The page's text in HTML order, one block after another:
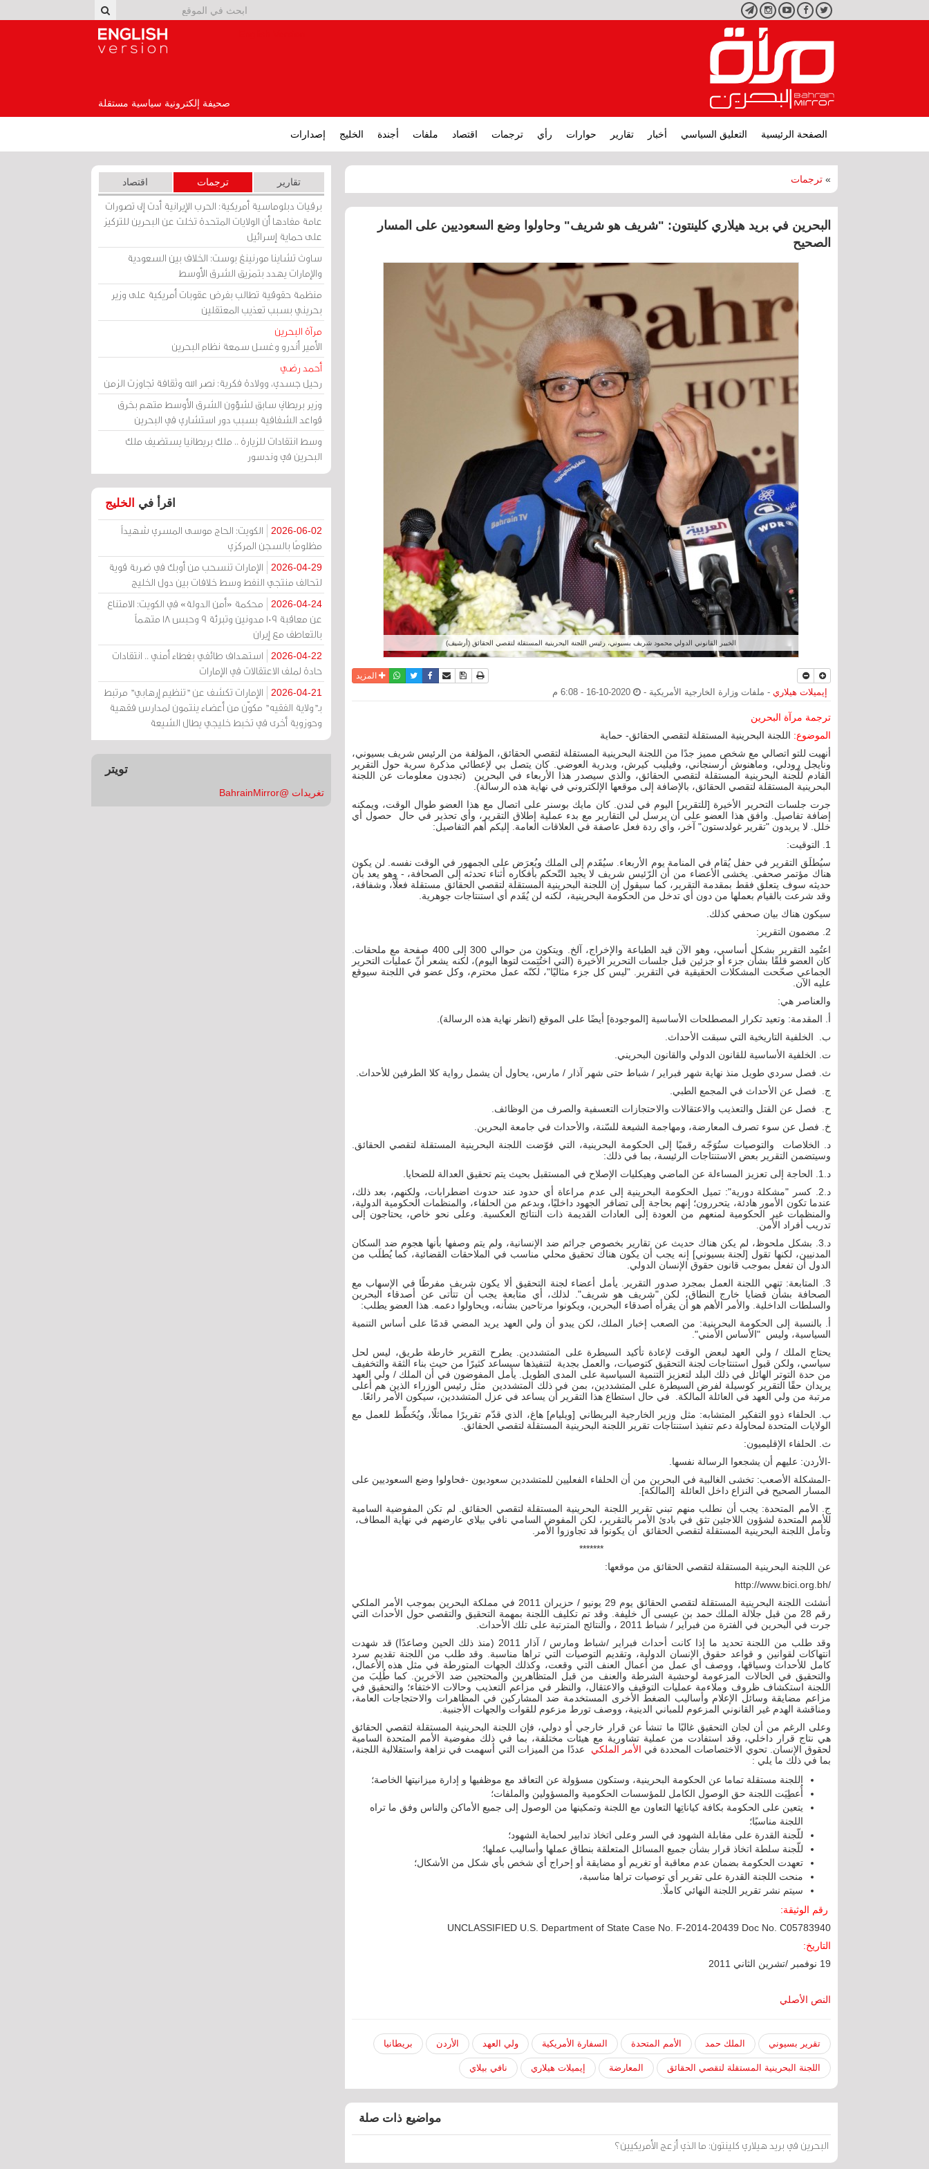
تويتر فيسبوكيوتيوبانستجرامتليجرام
صحيفة إلكترونية سياسية مستقلة
الصفحة الرئيسية التعليق السياسي أخبار تقارير حوارات رأي ترجمات اقتصاد ملفات أجندة الخليج إصدارات
» ترجمات
البحرين في بريد هيلاري كلينتون: "شريف هو شريف" وحاولوا وضع السعوديين على المسار
الصحيح
الخبير القانوني الدولي محمود شريف بسيوني، رئيس اللجنة البحرينية المستقلة لتقصي الحقائق (أرشيف)
نسخة للطباعة
حفظ الموضوع
أرسل الى صديق
فيسبوكتويترواتسابالمزيد
إيميلات هيلاري - ملفات وزارة الخارجية الأمريكية -
ترجمة مرآة البحرين
الموضوع: اللجنة البحرينية المستقلة لتقصي الحقائق- حماية
أنهيت للتو اتصالي مع شخص مميز جدًا من اللجنة البحرينية المستقلة لتقصي الحقائق، المؤلفة من الرئيس شريف بسيوني،
ونايجل رودلي، وماهنوش أرسنجاني، وفيليب كيرش، وبدرية العوضي. كان يتصل بي لإعطائي مذكرة سرية حول التقرير
القادم للّجنة البحرينية المستقلة لتقصي الحقائق، والذي سيصدر هذا الأربعاء في البحرين (تجدون معلومات عن اللجنة
البحرينية المستقلة لتقصي الحقائق، بالإضافة إلى موقعها الإلكتروني في نهاية هذه الرسالة).
جرت جلسات التحرير الأخيرة [للتقرير] اليوم في لندن. كان مايك بوسنر على اتصال مع هذا العضو طوال الوقت، ويمكنه
إضافة تفاصيل. وافق هذا العضو على أن يرسل لي التقارير مع بدء عملية إطلاق التقرير، وأي تحذير في حال حصول أي
خلل. لا يريدون "تقرير غولدستون" آخر، وأي ردة فعل عاصفة في العلاقات العامة. إليكم أهم التفاصيل:
1. التوقيت:
سيُطلَق التقرير في حفل يُقام في المنامة يوم الأربعاء. سيُقَدم إلى الملك ويُعرَض على الجمهور في الوقت نفسه. لن يكون
هناك مؤتمر صحفي. يخشى الأعضاء من أن الرّئيس شريف لا يجيد التّحكم بأفكاره أثناء تحدثه إلى الصحافة، - وهو يعد بأن
حديثه سوف يتعلق فقط بمقدمة التقرير، كما سيقول إن اللجنة البحرينية المستقلة لتقصي الحقائق مستقلة فعلًا، وشفافة،
وقد شرعت بالقيام بعملها من دون أي تدخل من الحكومة البحرينية، لكنه لن يُقَدم أي استنتاجات جوهرية.
سيكون هناك بيان صحفي كذلك.
2. مضمون التقرير:
اعتُمِد التقرير بشكل أساسي، وهو الآن قيد الطباعة والإخراج، آلخ. ويتكون من حوالي 300 إلى 400 صفحة مع ملحقات.
كان العضو قلقًا بشأن جزء أو جزئين قبل جلسات التحرير الأخيرة (التي اختُتِمت لتوها اليوم)، لكنه يشعر أنّ عمليات التحرير
الجماعي صحّحت المشكلات الحقيقية في التقرير. "ليس كل جزء مثاليًا"، لكنّه عمل محترم، وكل عضو في اللجنة سيوقع
عليه الآن.
والعناصر هي:
أ‌. المقدمة: وتعيد تكرار المصطلحات الأساسية [الموجودة] أيضًا على الموقع (انظر نهاية هذه الرسالة).
ب‌. الخلفية التاريخية التي سبقت الأحداث.
ت‌. الخلفية الأساسية للقانون الدولي والقانون البحريني.
ث‌. فصل سردي طويل منذ نهاية شهر فبراير / شباط حتى شهر آذار / مارس، يحاول أن يشمل رواية كلا الطرفين للأحداث.
ج‌. فصل عن الأحداث في المجمع الطبي.
ح‌. فصل عن القتل والتعذيب والاعتقالات والاحتجازات التعسفية والصرف من الوظائف.
خ‌. فصل عن سوء تصرف المعارضة، ومهاجمة الشيعة للسّنة، والأحداث في جامعة البحرين.
د‌. الخلاصات والتوصيات ستُوَجّه رقميًا إلى الحكومة البحرينية، التي فوّضت اللجنة البحرينية المستقلة لتقصي الحقائق.
وسيتضمن التقرير بعض الاستنتاجات الرئيسة، بما في ذلك:
د.1. الحاجة إلى تعزيز المساءلة عن الماضي وهيكليات الإصلاح في المستقبل بحيث يتم تحقيق العدالة للضحايا.
د.2. كسر "مشكلة دورية": تميل الحكومة البحرينية إلى عدم مراعاة أي حدود عند حدوث اضطرابات، ولكنهم، بعد ذلك،
عندما تكون الأمور هادئة، يتحررون؛ إنهم بحاجة إلى تضافر الجهود داخليًا، وبدعم من الحلفاء، والمنظمات الحكومية الدولية،
والمنظمات غير الحكومية لمنعهم من العودة إلى العادات القديمة ذات النتائج العكسية. وعلى نحو خاص، يحتاجون إلى
تدريب أفراد الأمن.
د.3. بشكل ملحوظ، لم يكن هناك حديث عن تقارير بخصوص جرائم ضد الإنسانية، ولم يتم وصفها بأنها هجوم ضد السكان
المدنيين، لكنها تقول [لجنة بسيوني] إنه يجب أن يكون هناك تحقيق محلي مناسب في الملاحقات القضائية، كما يُطلَب من
الدول أن تفعل بموجب قانون حقوق الإنسان الدولي.
3. المتابعة: تنهي اللجنة العمل بمجرد صدور التقرير. يأمل أعضاء لجنة التحقيق ألا يكون شريف مفرطًا في الإسهاب مع
الصحافة بشأن قضايا خارج النطاق، لكن "شريف هو شريف". لذلك، أي متابعة يجب أن تتأتى عن أصدقاء البحرين
والسلطات الداخلية. والأمر الأهم هو أن يقرأه أصدقاء البحرين، ويكونوا مرتاحين بشأنه، ويحاولوا دعمه. هذا العضو يطلب:
أ. بالنسبة إلى الحكومة البحرينية: من الصعب إخبار الملك، لكن يبدو أن ولي العهد يريد المضي قدمًا على أساس التنمية
السياسية، وليس "الأساس الأمني".
يحتاج الملك / ولي العهد لبعض الوقت لإعادة تأكيد السيطرة على المتشددين. يطرح التقرير خارطة طريق، ليس لحل
سياسي، ولكن قبول استنتاجات لجنة التحقيق كتوصيات، والعمل بجدية لتنفيذها سيساعد كثيرًا من حيث بناء الثقة والتخفيف
من حدة التوتر الهائل في ذلك البلد لتعزيز التنمية السياسية على المدى الطويل. يأمل المفوضون في أن الملك / ولي العهد
يريدان حقًا التقرير كوسيلة لفرض السيطرة على المتشددين، بمن في ذلك المتشددين مثل رئيس الوزراء الذين هم أعلى
مرتبة من ولي العهد في العائلة المالكة. في حال استطاع هذا التقرير أن يساعد في عزل المتشددين، سيكون الأمر رائعًا.
ب. الحلفاء ذوو التفكير المتشابه: مثل وزير الخارجية البريطاني [ويليام] هاغ، الذي قدّم تقريرًا مماثلًا، ويُخَطِّط للعمل مع
الولايات المتحدة لمحاولة دعم تنفيذ استنتاجات تقرير اللجنة البحرينية المستقلة لتقصي الحقائق.
ث. الحلفاء الإقليميون:
-الأردن: عليهم أن يشجعوا الرسالة نفسها.
-المشكلة الأصعب: تخشى الغالبية في البحرين من أن الحلفاء الفعليين للمتشددين سعوديون -فحاولوا وضع السعوديين على
المسار الصحيح في النزاع داخل العائلة [المالكة].
ج. الأمم المتحدة: يجب أن نطلب منهم تبني تقرير اللجنة البحرينية المستقلة لتقصي الحقائق. لم تكن المفوضية السامية
للأمم المتحدة لشؤون اللاجئين تثق في بادئ الأمر بالتقرير، لكن المفوض السامي نافي بيلاي عارضهم في نهاية المطاف،
وتأمل اللجنة البحرينية المستقلة لتقصي الحقائق أن يكونوا قد تجاوزوا الأمر.
*******
عن اللجنة البحرينية المستقلة لتقصي الحقائق من موقعها:
http://www.bici.org.bh/
أنشئت اللجنة البحرينية المستقلة لتقصي الحقائق يوم 29 يونيو / حزيران 2011 في مملكة البحرين بموجب الأمر الملكي
رقم 28 من قبل جلالة الملك حمد بن عيسى آل خليفة. وقد تم تكليف اللجنة بمهمة التحقيق والتقصي حول الأحداث التي
جرت في البحرين في الفترة من فبراير / شباط 2011 ، والنتائج المترتبة على تلك الأحداث.
وقد طلب من اللجنة تحديد ما إذا كانت أحداث فبراير /شباط ومارس / آذار 2011 (منذ ذلك الحين وصاعدًا) قد شهدت
انتهاكات لقوانين و قواعد حقوق الإنسان الدولية، وتقديم التوصيات التي تراها مناسبة. وقد طلب من اللجنة تقديم سرد
كامل للأحداث وسياقها، ووصف أي عمل من أعمال العنف التي وقعت، وكذلك الجهات المتورطة في مثل هذه الأعمال،
والتحقيق في الحالات المزعومة لوحشية الشرطة والعنف من قبل المتظاهرين والمحتجين ضد الآخرين. كما طُلِبَ من
اللجنة استكشاف ظروف وملاءمة عمليات التوقيف والاعتقال، والنظر في مزاعم التعذيب وحالات الاختفاء؛ والتحقيق في
مزاعم مضايقة وسائل الإعلام وأساليب الضغط الأخرى المستخدمة ضد المشاركين في المظاهرات والاحتجاجات العامة،
ومناقشة الهدم غير القانوني المزعوم للمباني الدينية، ووصف تورط مزعوم للقوات والجهات الأجنبية.
وعلى الرغم من أن لجان التحقيق غالبًا ما تنشأ عن قرار خارجي أو دولي، فإن اللجنة البحرينية المستقلة لتقصي الحقائق
هي نتاج قرار داخلي، وقد استفادت من عملية تشاورية مع هيئات مختلفة، بما في ذلك مفوضية الأمم المتحدة السامية
لحقوق الإنسان. تحوي الاختصاصات المحددة في الأمر الملكي عددًا من الميزات التي أسهمت في نزاهة واستقلالية اللجنة،
بما في ذلك ما يلي :
اللجنة مستقلة تماما عن الحكومة البحرينية، وستكون مسؤولة عن التعاقد مع موظفيها و إدارة ميزانيتها الخاصة؛
أُعطِيَت اللجنة حق الوصول الكامل للمؤسسات الحكومية والمسؤولين والملفات؛
يتعين على الحكومة بكافة كياناتِها التعاون مع اللجنة وتمكينها من الوصول إلى جميع الأماكن والناس وفق ما تراه
اللجنة مناسبًا؛
للّجنة القدرة على مقابلة الشهود في السر وعلى اتخاذ تدابير لحماية الشهود؛
للّجنة سلطة اتخاذ قرار بشأن جميع المسائل المتعلقة بنطاق عملها وأساليب عملها؛
تعهدت الحكومة بضمان عدم معاقبة أو تغريم أو مضايقة أو إحراج أي شخص بأي شكل من الأشكال؛
منحت اللجنة القدرة على تقرير أي توصيات تراها مناسبة،
سيتم نشر تقرير اللجنة النهائي كاملًا.
رقم الوثيقة:
UNCLASSIFIED U.S. Department of State Case No. F-2014-20439 Doc No. C05783940
التاريخ:
19 نوفمبر /تشرين الثاني 2011
النص الأصلي
تقرير بسيوني الملك حمد الأمم المتحدة السفارة الأمريكية ولي العهد الأردن بريطانيا
اللجنة البحرينية المستقلة لتقصي الحقائق المعارضة إيميلات هيلاري نافي بيلاي
مواضيع ذات صلة
البحرين في بريد هيلاري كلينتون: ما الذي أزعج الأمريكيين؟
تقارير ترجمات اقتصاد
برقيات دبلوماسية أمريكية: الحرب الإيرانية أدت إلى تصورات
عامة مفادها أن الولايات المتحدة تخلت عن البحرين للتركيز
على حماية إسرائيل
ساوث تشاينا مورنينغ بوست: الخلاف بين السعودية
والإمارات يهدد بتمزيق الشرق الأوسط
منظمة حقوقية تطالب بفرض عقوبات أمريكية على وزير
بحريني بسبب تعذيب المعتقلين
مرآة البحرين
الأمير أندرو وغسل سمعة نظام البحرين
أحمد رضي
رحيل جسدي، وولادة فكرية: نصر الله وثقافة تجاوزت الزمن
وزير بريطاني سابق لشؤون الشرق الأوسط متهم بخرق
قواعد الشفافية بسبب دور استشاري في البحرين
وسط انتقادات للزيارة .. ملك بريطانيا يستضيف ملك
البحرين في وندسور
اقرأ في الخليج
2026-06-02
الكويت: الحاج موسى المسري شهيداً
مظلومًا بالسجن المركزي
2026-04-29
الإمارات تنسحب من أوبك في ضربة قوية
لتحالف منتجي النفط وسط خلافات بين دول الخليج
2026-04-24
محكمة «أمن الدولة» في الكويت: الامتناع
عن معاقبة 109 مدونين وتبرئة 9 وحبس 18 متهماً
بالتعاطف مع إيران
2026-04-22
استهداف طائفي بغطاء أمني .. انتقادات
حادة لملف الاعتقالات في الإمارات
2026-04-21
الإمارات تكشف عن "تنظيم إرهابي" مرتبط
بـ"ولاية الفقيه" مكوّن من أعضاء ينتمون لمدارس فقهية
وحوزوية أخرى في تخبط خليجي يطال الشيعة
تويتر
تغريدات @BahrainMirror